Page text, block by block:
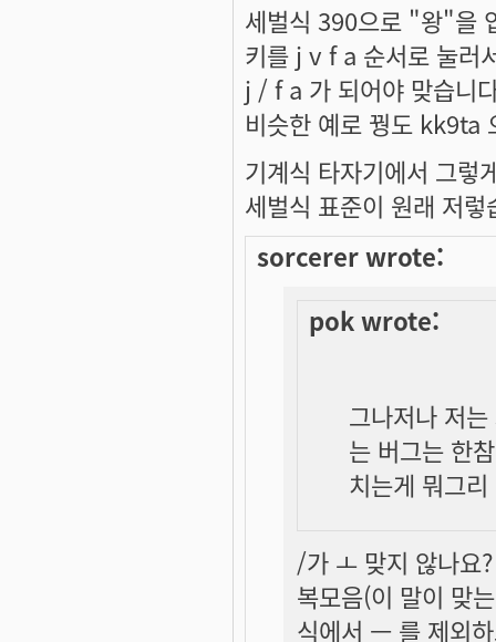
세벌식 390으로 "왕"을
키를 j v f a 순서로 눌러
j / f a 가 되어야 맞습니
비슷한 예로 꿩도 kk9ta
기계식 타자기에서 그렇
세벌식 표준이 원래 저렇
sorcerer wrote:
pok wrote:
그나저나 저
는 버그는 한
치는게 뭐그
/가 ㅗ 맞지 않나요?
복모음(이 말이 맞
식에서 ㅡ 를 제외